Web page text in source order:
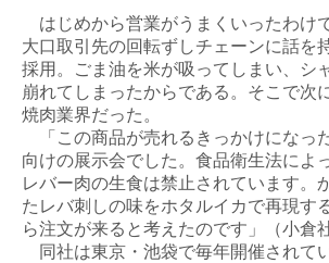
はじめから営業がうまくいったわけ
大口取引先の回転ずしチェーンに話を
採用。ごま油を米が吸ってしまい、シ
崩れてしまったからである。そこで次
焼肉業界だった。
「この商品が売れるきっかけになっ
向けの展示会でした。食品衛生法によ
レバー肉の生食は禁止されています。
たレバ刺しの味をホタルイカで再現す
ら注文が来ると考えたのです」（小倉
同社は東京・池袋で毎年開催されて